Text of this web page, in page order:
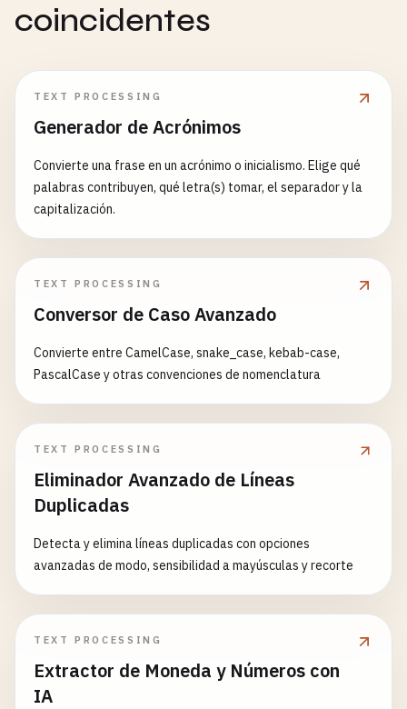
coincidentes
TEXT PROCESSING
Generador de Acrónimos
Convierte una frase en un acrónimo o inicialismo. Elige qué
palabras contribuyen, qué letra(s) tomar, el separador y la
capitalización.
TEXT PROCESSING
Conversor de Caso Avanzado
Convierte entre CamelCase, snake_case, kebab-case,
PascalCase y otras convenciones de nomenclatura
TEXT PROCESSING
Eliminador Avanzado de Líneas
Duplicadas
Detecta y elimina líneas duplicadas con opciones
avanzadas de modo, sensibilidad a mayúsculas y recorte
TEXT PROCESSING
Extractor de Moneda y Números con
IA